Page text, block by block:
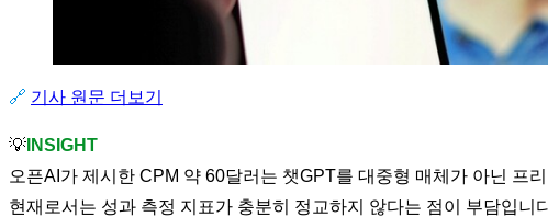
🔗 기사 원문 더보기
💡 INSIGHT
오픈AI가 제시한 CPM 약 60달러는 챗GPT를 대중형 매체가 아닌 프
현재로서는 성과 측정 지표가 충분히 정교하지 않다는 점이 부담입